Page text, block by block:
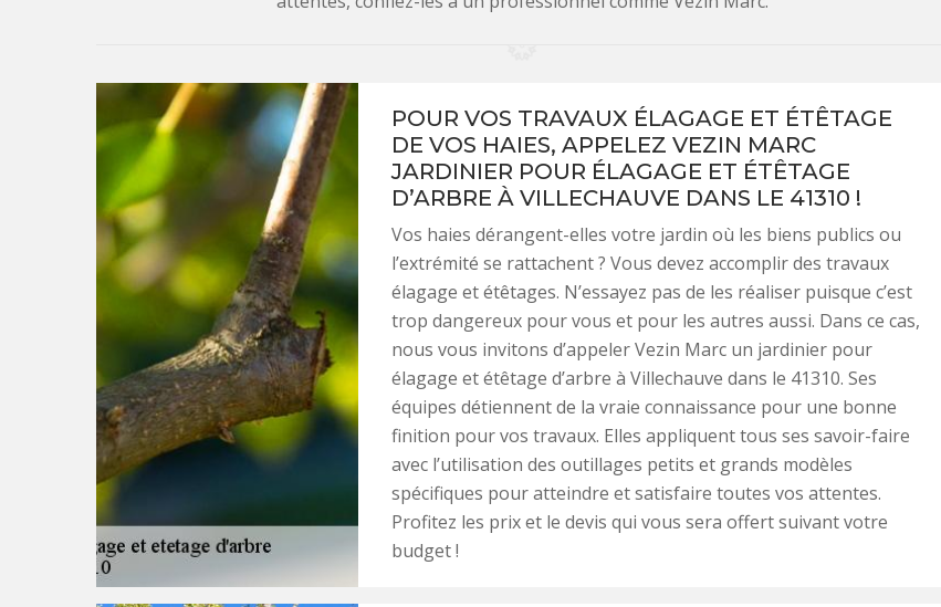
POUR VOS TRAVAUX ÉLAGAGE ET ÉTÊTAGE
DE VOS HAIES, APPELEZ VEZIN MARC
JARDINIER POUR ÉLAGAGE ET ÉTÊTAGE
D’ARBRE À VILLECHAUVE DANS LE 41310 !
Vos haies dérangent-elles votre jardin où les biens publics ou
l’extrémité se rattachent ? Vous devez accomplir des travaux
élagage et étêtages. N’essayez pas de les réaliser puisque c’est
trop dangereux pour vous et pour les autres aussi. Dans ce cas,
nous vous invitons d’appeler Vezin Marc un jardinier pour
élagage et étêtage d’arbre à Villechauve dans le 41310. Ses
équipes détiennent de la vraie connaissance pour une bonne
finition pour vos travaux. Elles appliquent tous ses savoir-faire
avec l’utilisation des outillages petits et grands modèles
spécifiques pour atteindre et satisfaire toutes vos attentes.
Profitez les prix et le devis qui vous sera offert suivant votre
budget !